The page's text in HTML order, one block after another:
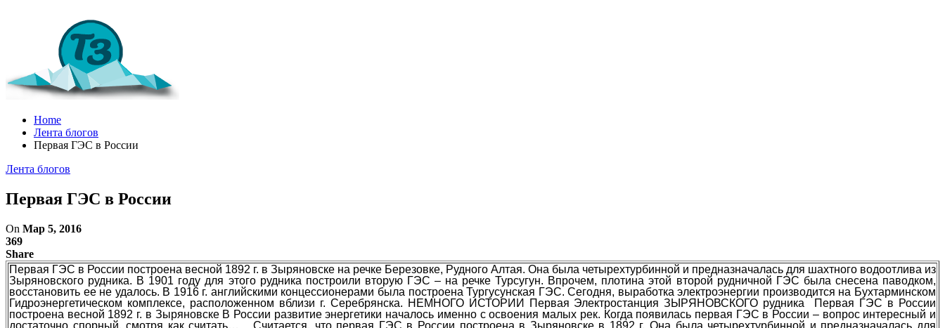
Home
Лента блогов
Первая ГЭС в России
Лента блогов
Первая ГЭС в России
On Мар 5, 2016
369
Share
Первая ГЭС в России построена весной 1892 г. в Зыряновске на речке Березовке, Рудного Алтая. Она была четырехтурбинной и предназначалась для шахтного водоотлива из
Зыряновского рудника. В 1901 году для этого рудника построили вторую ГЭС – на речке Турсугун. Впрочем, плотина этой второй рудничной ГЭС была снесена паводком,
восстановить ее не удалось. В 1916 г. английскими концессионерами была построена Тургусунская ГЭС. Сегодня, выработка электроэнергии производится на Бухтарминском
Гидроэнергетическом комплексе, расположенном вблизи г. Серебрянска. НЕМНОГО ИСТОРИИ Первая Электростанция ЗЫРЯНОВСКОГО рудника Первая ГЭС в России
построена весной 1892 г. в Зыряновске В России развитие энергетики началось именно с освоения малых рек. Когда появилась первая ГЭС в России – вопрос интересный и
достаточно спорный, смотря как считать… Считается, что первая ГЭС в России построена в Зыряновске в 1892 г. Она была четырехтурбинной и предназначалась для